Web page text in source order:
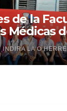
de la
Médicas
realizan
INDIRA LA O